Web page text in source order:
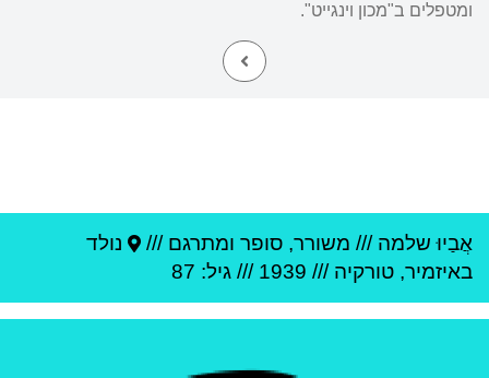
ומטפלים ב"מכון וינגייט".
אֲבַיוּ שלמה /// משורר, סופר ומתרגם ///
נולד
באיזמיר, טורקיה ///
1939 /// גיל: 87